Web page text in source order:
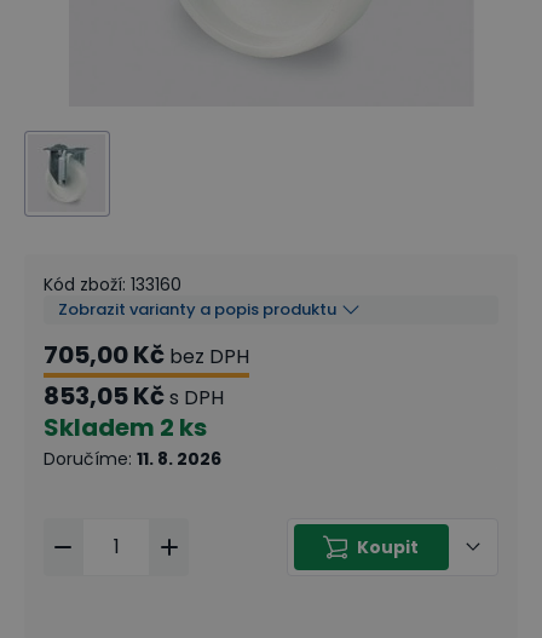
Kód zboží: 133160
Zobrazit varianty a popis produktu
705,00 Kč bez DPH
853,05 Kčs DPH
Skladem 2 ks
Doručíme: 11. 8. 2026
Koupit